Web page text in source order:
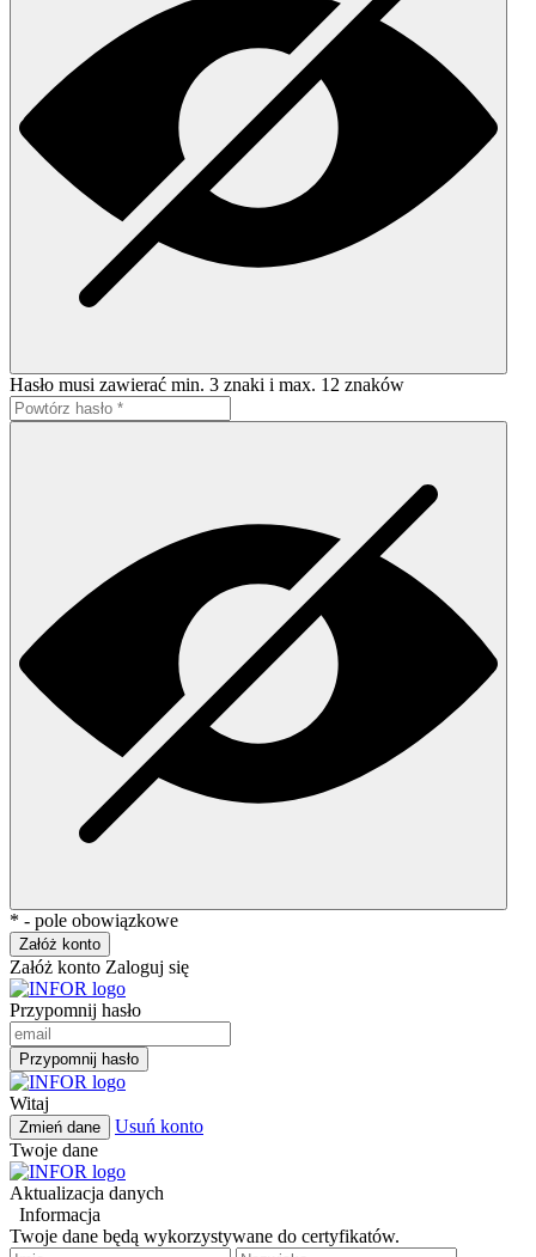
Hasło musi zawierać min. 3 znaki i max. 12 znaków
* - pole obowiązkowe
Załóż konto
Załóż konto Zaloguj się
Przypomnij hasło
Przypomnij hasło
Witaj
Zmień dane
Usuń konto
Twoje dane
Aktualizacja danych
Informacja
Twoje dane będą wykorzystywane do certyfikatów.